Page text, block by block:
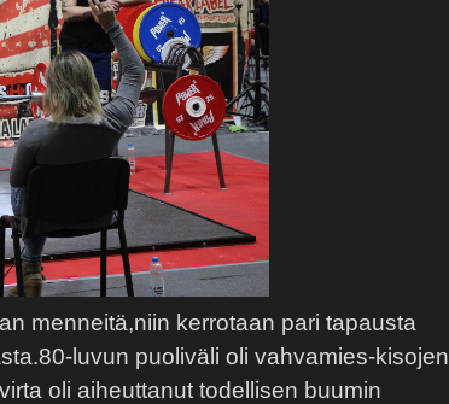
menneitä,niin kerrotaan pari tapausta
luvun puoliväli oli vahvamies-kisojen
oli aiheuttanut todellisen buumin